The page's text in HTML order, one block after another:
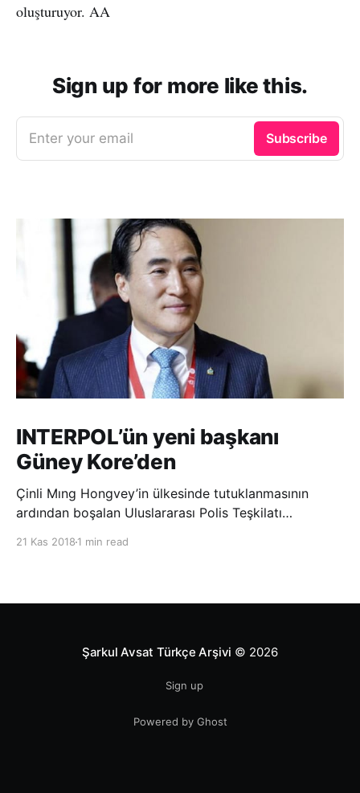
oluşturuyor. AA
Sign up for more like this.
Enter your email Subscribe
INTERPOL’ün yeni başkanı
Güney Kore’den
Çinli Mıng Hongvey’in ülkesinde tutuklanmasının
ardından boşalan Uluslararası Polis Teşkilatı
21 Kas 2018 1 min read
Şarkul Avsat Türkçe Arşivi © 2026
Sign up
Powered by Ghost